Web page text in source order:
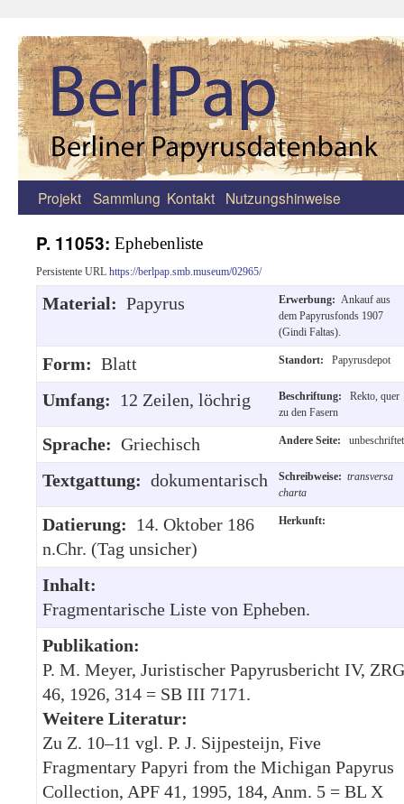
Zum
springen
Projekt Sammlung Kontakt Nutzungshinweise
P. 11053: Ephebenliste
Persistente URL https://berlpap.smb.museum/02965/
Material: Papyrus Erwerbung: Ankauf aus
dem Papyrusfonds 1907
(Gindi Faltas).
Form: Blatt Standort: Papyrusdepot
Umfang: 12 Zeilen, löchrig Beschriftung:
Rekto, quer
zu den Fasern
Sprache: Griechisch Andere Seite: unbeschriftet
Textgattung: dokumentarisch Schreibweise: transversa
charta
Datierung: 14. Oktober 186
n.Chr. (Tag unsicher)
Herkunft:
Inhalt:
Fragmentarische Liste von Epheben.
Publikation:
P. M. Meyer, Juristischer Papyrusbericht IV, ZRG
46, 1926, 314 = SB III 7171.
Weitere Literatur:
Zu Z. 10–11 vgl. P. J. Sijpesteijn, Five
Fragmentary Papyri from the Michigan Papyrus
Collection, APF 41, 1995, 184, Anm. 5 = BL X